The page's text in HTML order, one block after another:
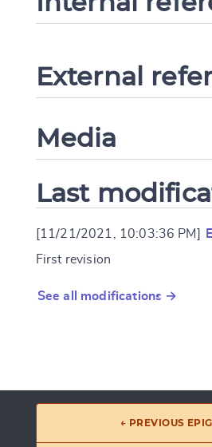
External
Media
Last
[11/21/2021, 10:03:36 PM]
First revision
See all modifications →
← PREVIOUS